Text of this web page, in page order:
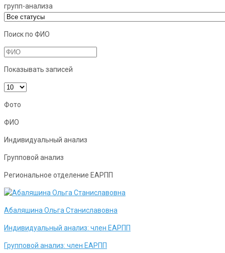
групп-анализа
Поиск по ФИО
Показывать записей
Фото
ФИО
Индивидуальный анализ
Групповой анализ
Региональное отделение ЕАРПП
Абаляшина Ольга Станиславовна
Индивидуальный анализ: член ЕАРПП
Групповой анализ: член ЕАРПП